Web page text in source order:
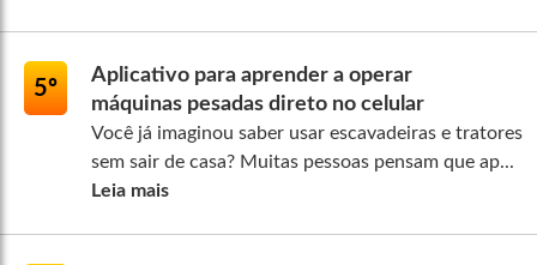
5º
Aplicativo para aprender a operar
máquinas pesadas direto no celular
Você já imaginou saber usar escavadeiras e tratores
sem sair de casa? Muitas pessoas pensam que ap...
Leia mais